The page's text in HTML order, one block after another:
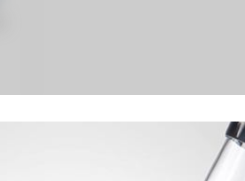
bottled 2008 Suntory